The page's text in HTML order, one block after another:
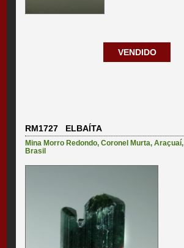
VENDIDO
RM1727 ELBAÍTA
Mina Morro Redondo,Coronel Murta,Araçuaí,
Brasil